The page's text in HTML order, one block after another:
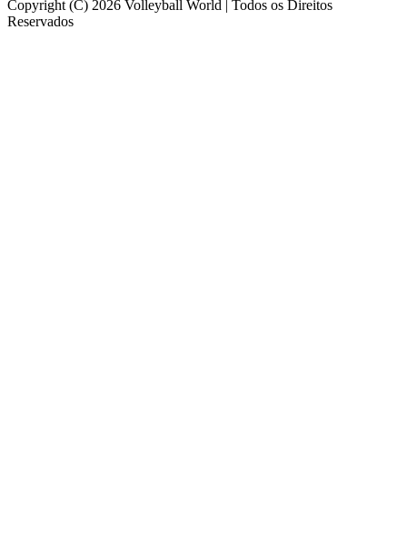
Copyright (C) 2026 Volleyball World | Todos os Direitos
Reservados